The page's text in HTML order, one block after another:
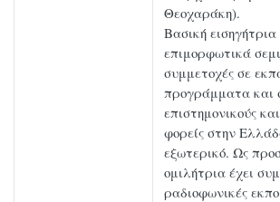
Θεοχαράκη).
Βασική εισηγήτρια
επιμορφωτικά
συμμετοχές σε
προγράμματα και
επιστημονικούς
φορείς στην
εξωτερικό. Ως
ομιλήτρια έχει
ραδιοφωνικές